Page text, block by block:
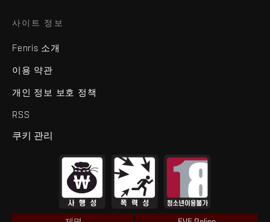
사이트 정보
Fenris 소개
이용 약관
개인 정보 보호 정책
RSS
쿠키 관리